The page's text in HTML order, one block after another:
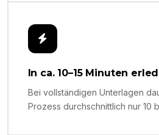
In ca. 10–15 Minuten
Bei vollständigen Unterlagen
Prozess durchschnittlich nur 10